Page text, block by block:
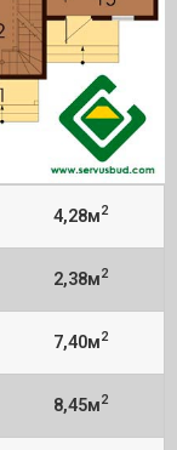
4,28м2
2,38м2
7,40м2
8,45м2